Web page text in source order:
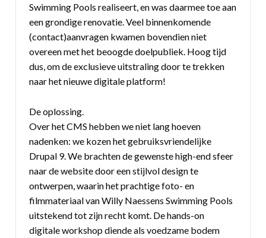
Swimming Pools realiseert, en was daarmee toe aan
een grondige renovatie. Veel binnenkomende
(contact)aanvragen kwamen bovendien niet
overeen met het beoogde doelpubliek. Hoog tijd
dus, om de exclusieve uitstraling door te trekken
naar het nieuwe digitale platform!
De oplossing.
Over het CMS hebben we niet lang hoeven
nadenken: we kozen het gebruiksvriendelijke
Drupal 9. We brachten de gewenste high-end sfeer
naar de website door een stijlvol design te
ontwerpen, waarin het prachtige foto- en
filmmateriaal van Willy Naessens Swimming Pools
uitstekend tot zijn recht komt. De hands-on
digitale workshop diende als voedzame bodem